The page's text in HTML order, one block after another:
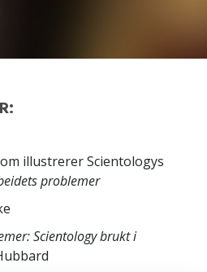
illustrerer Scientologys
problemer
Scientology brukt i